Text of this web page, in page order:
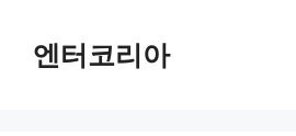
엔터코리아